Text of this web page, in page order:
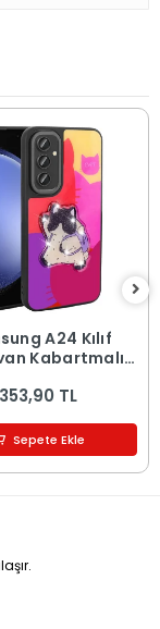
A24 Kılıf
Kabartmalı
Kapak
353,90 TL
Sepete Ekle